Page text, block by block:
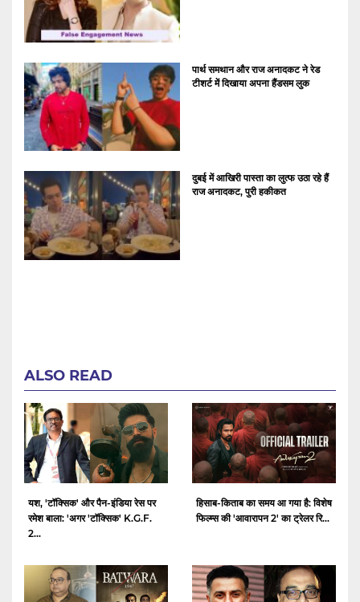
पार्थ समथान और राज अनादकट ने रेड
टीशर्ट में दिखाया अपना हैंडसम लुक
दुबई में आखिरी पास्ता का लुत्फ उठा रहे हैं
राज अनादकट, पुरी हकीकत
ALSO READ
यश, 'टॉक्सिक' और पैन-इंडिया रेस पर
रमेश बाला: 'अगर 'टॉक्सिक' K.G.F.
2...
हिसाब-किताब का समय आ गया है: विशेष
फिल्म्स की 'आवारापन 2' का ट्रेलर रि...